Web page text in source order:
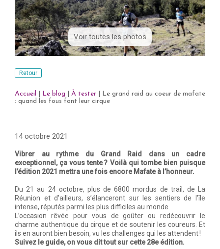
Voir toutes les photos
Retour
Accueil Le blog À tester
Le grand raid au coeur de mafate
: quand les fous font leur cirque
14 octobre 2021
Vibrer au rythme du Grand Raid dans un cadre
exceptionnel, ça vous tente ? Voilà qui tombe bien puisque
l’édition 2021 mettra une fois encore Mafate à l’honneur.
Du 21 au 24 octobre, plus de 6800 mordus de trail, de La
Réunion et d'ailleurs, s’élanceront sur les sentiers de l'île
intense, réputés parmi les plus difficiles au monde.
L’occasion rêvée pour vous de goûter ou redécouvrir le
charme authentique du cirque et de soutenir les coureurs. Et
ils en auront bien besoin, vu les challenges qui les attendent !
Suivez le guide, on vous dit tout sur cette 28e édition.